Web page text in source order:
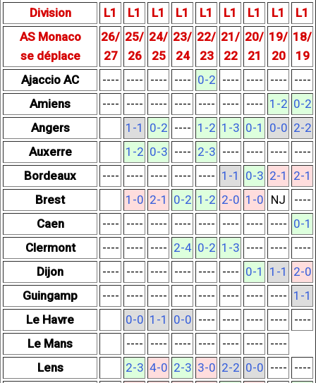
Division L1 L1 L1 L1 L1 L1 L1 L1
L1
AS Monaco
se déplace
26/
27
25/
26
24/
25
23/
24
22/
23
21/
22
20/
21
19/
20
18/
19
Ajaccio AC
---- ---- ---- ---- 0-2 ---- ---- ---- ----
Amiens
---- ---- ---- ---- ---- ---- ---- 1-2 0-2
Angers
1-1 0-2 ---- 1-2 1-3 0-1 0-0 2-2
Auxerre
1-2 0-3 ---- 2-3 ---- ---- ---- ----
Bordeaux
---- ---- ---- ---- ---- 1-1 0-3 2-1
2-1
Brest
1-0 2-1 0-2 1-2 2-0 1-0 NJ
----
Caen
---- ---- ---- ---- ---- ---- ---- ---- 0-1
Clermont
---- ---- ---- 2-4 0-2 1-3 ---- ---- ----
Dijon
---- ---- ---- ---- ---- ---- 0-1 1-1
2-0
Guingamp
---- ---- ---- ---- ---- ---- ---- ---- 1-1
Le Havre
0-0 1-1 0-0 ---- ---- ---- ---- ----
Le Mans
---- ---- ---- ---- ---- ---- ----
Lens
2-3 4-0 2-3 3-0 2-2 0-0 ---- ----